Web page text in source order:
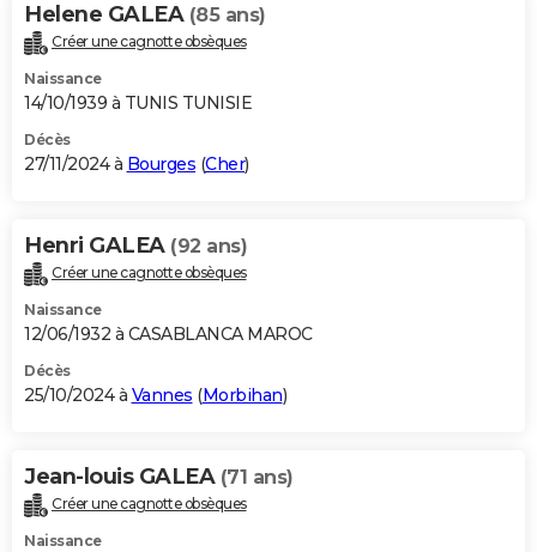
Helene GALEA (85 ans)
Créer une cagnotte obsèques
Naissance
14/10/1939 à TUNIS TUNISIE
Décès
27/11/2024 à Bourges (Cher)
Henri GALEA (92 ans)
Créer une cagnotte obsèques
Naissance
12/06/1932 à CASABLANCA MAROC
Décès
25/10/2024 à Vannes (Morbihan)
Jean-louis GALEA (71 ans)
Créer une cagnotte obsèques
Naissance